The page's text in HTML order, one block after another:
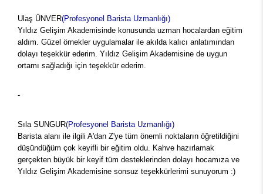
Ulaş ÜNVER(Profesyonel Barista Uzmanlığı)
Yıldız Gelişim Akademisinde konusunda uzman hocalardan eğitim
aldım. Güzel örnekler uygulamalar ile akılda kalıcı anlatımından
dolayı teşekkür ederim. Yıldız Gelişim Akademisine de uygun
ortamı sağladığı için teşekkür ederim.
-
Sıla SUNGUR(Profesyonel Barista Uzmanlığı)
Barista alanı ile ilgili A'dan Z'ye tüm önemli noktaların öğretildiğini
düşündüğüm çok keyifli bir eğitim oldu. Kahve hazırlamak
gerçekten büyük bir keyif tüm desteklerinden dolayı hocamıza ve
Yıldız Gelişim Akademisine sonsuz teşekkürlerimi sunuyorum :)